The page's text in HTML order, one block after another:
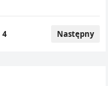
4 Następny